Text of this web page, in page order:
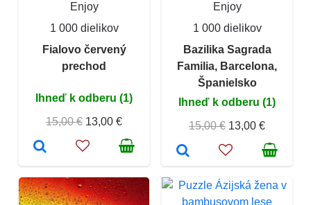
Enjoy
1 000 dielikov
Fialovo červený
prechod
Ihneď k odberu (1)
15,00 € 13,00 €
Enjoy
1 000 dielikov
Bazilika Sagrada
Familia, Barcelona,
Španielsko
Ihneď k odberu (1)
15,00 € 13,00 €